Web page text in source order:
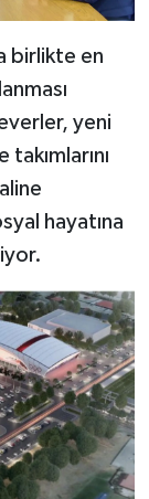
birlikte en
yeni
hayatına